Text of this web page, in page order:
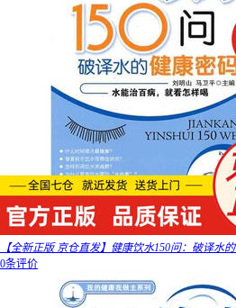
【全新正版 京仓直发】健康饮水150问：破译水
0条评价